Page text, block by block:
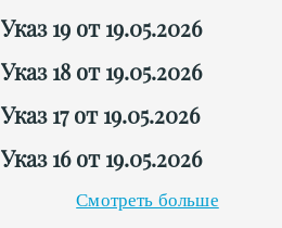
Указ 19 от 19.05.2026
Указ 18 от 19.05.2026
Указ 17 от 19.05.2026
Указ 16 от 19.05.2026
Смотреть больше